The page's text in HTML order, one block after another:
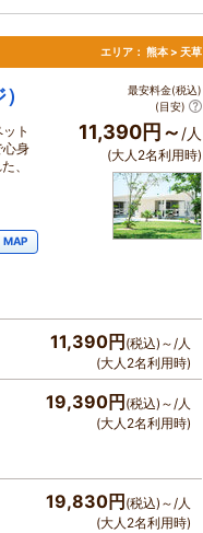
エリア： 熊本 > 天草
ト
心身
、
MAP
最安料金(税込)
(目安)
11,390円～ /人
(大人2名利用時)
11,390円 (税込)～/人
(大人2名利用時)
19,390円 (税込)～/人
(大人2名利用時)
19,830円 (税込)～/人
(大人2名利用時)